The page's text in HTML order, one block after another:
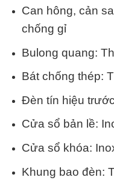
Can hông, cản
chống gỉ
Bulong quang:
Bát chống thép:
Đèn tín hiệu
Cửa sổ bản lề:
Cửa sổ khóa:
Khung bao đèn: